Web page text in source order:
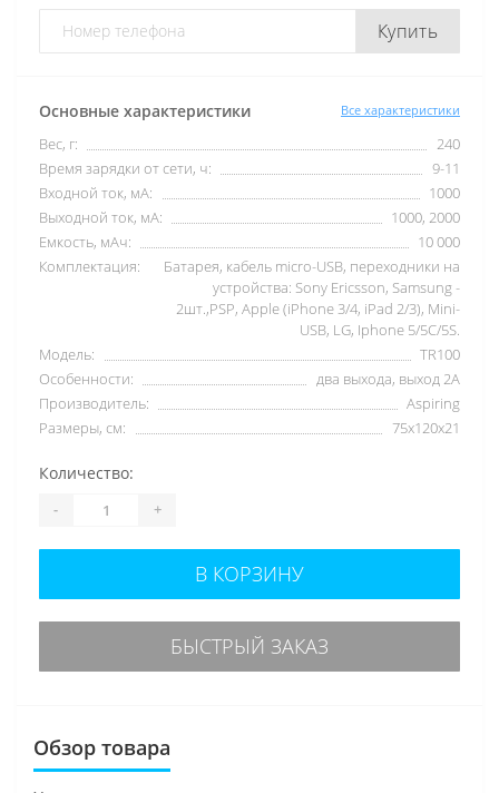
Купить
Основные характеристики Все характеристики
Вес, г:
240
Время зарядки от сети, ч:
9-11
Входной ток, мА:
1000
Выходной ток, мА:
1000, 2000
Емкость, мАч:
10 000
Комплектация:
Батарея, кабель micro-USB, переходники на
устройства: Sony Ericsson, Samsung -
2шт.,PSP, Apple (iPhone 3/4, iPad 2/3), Mini-
USB, LG, Iphone 5/5C/5S.
Модель:
TR100
Особенности:
два выхода, выход 2А
Производитель:
Aspiring
Размеры, см:
75x120x21
Количество:
- +
В КОРЗИНУ
БЫСТРЫЙ ЗАКАЗ
Обзор товара